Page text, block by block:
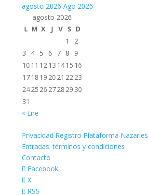
agosto 2026 Ago 2026
agosto 2026
L M X J V S D
1
2
3
4 5 6 7 8
9
10 11 1213 1415 16
1718 19 20 21 2223
2425 26 2728 29 30
31
« Ene
Privacidad Registro Plataforma Nazaries
Entradas: términos y condiciones
Contacto
Facebook
X
RSS